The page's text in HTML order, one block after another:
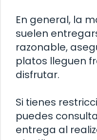
En general, la
suelen
razonable,
platos lleguen
disfrutar.
Si tienes
puedes
entrega al